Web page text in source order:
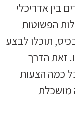
בין אדריכלי
הפשוטות
כסף בכיס, תוכלו לבצע
זאת הדרך
כמה הצעות
מושכלת